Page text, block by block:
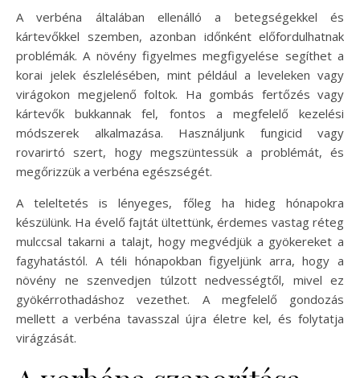
A verbéna általában ellenálló a betegségekkel és
kártevőkkel szemben, azonban időnként előfordulhatnak
problémák. A növény figyelmes megfigyelése segíthet a
korai jelek észlelésében, mint például a leveleken vagy
virágokon megjelenő foltok. Ha gombás fertőzés vagy
kártevők bukkannak fel, fontos a megfelelő kezelési
módszerek alkalmazása. Használjunk fungicid vagy
rovarirtó szert, hogy megszüntessük a problémát, és
megőrizzük a verbéna egészségét.
A teleltetés is lényeges, főleg ha hideg hónapokra
készülünk. Ha évelő fajtát ültettünk, érdemes vastag réteg
mulccsal takarni a talajt, hogy megvédjük a gyökereket a
fagyhatástól. A téli hónapokban figyeljünk arra, hogy a
növény ne szenvedjen túlzott nedvességtől, mivel ez
gyökérrothadáshoz vezethet. A megfelelő gondozás
mellett a verbéna tavasszal újra életre kel, és folytatja
virágzását.